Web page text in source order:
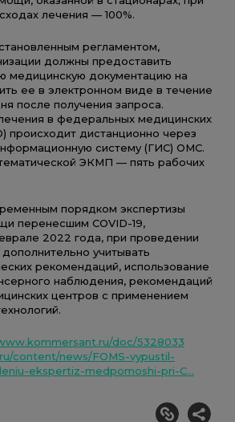
лечения — 100%.
регламентом,
должны предоставить
медицинскую документацию на
ее в электронном виде в течение
после получения запроса.
в федеральных медицинских
происходит дистанционно через
систему (ГИС) ОМС.
ЭКМП — пять рабочих
порядком экспертизы
перенесшим COVID-19,
2022 года, при проведении
учитывать
рекомендаций, использование
наблюдения, рекомендаций
центров с применением
doc/5328033
content/news/FOMS-vypustil-
ekspertiz-medpomoshi-pri-C...